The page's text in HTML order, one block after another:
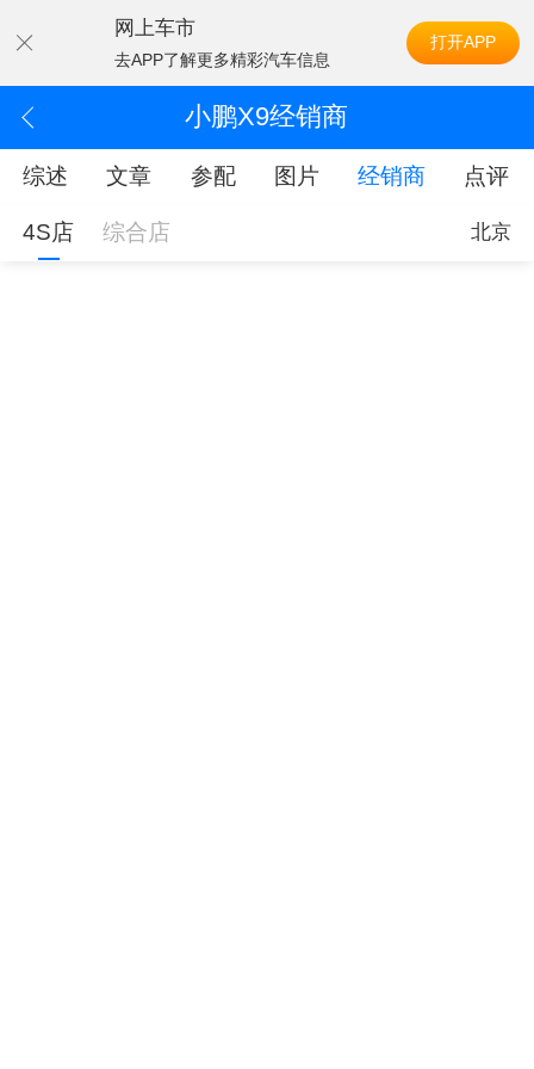
网上车市
去APP了解更多精彩汽车信息
打开APP
小鹏X9经销商
综述 文章 参配 图片 经销商 点评
4S店 综合店 北京